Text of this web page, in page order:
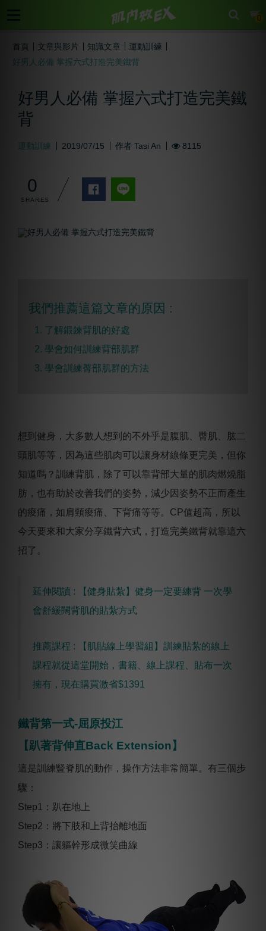
0
首頁 文章與影片 知識文章
運動訓練
好男人必備 掌握六式打造完美鐵背
好男人必備 掌握六式打造完美鐵
背
運動訓練 2019/07/15 作者 Tasi An 8115
0
我們推薦這篇文章的原因 :
1. 了解鍛鍊背肌的好處
2. 學會如何訓練背部肌群
3. 學會訓練臀部肌群的方法
想到健身，大多數人想到的不外乎是腹肌、臀肌、肱二
頭肌等等，因為這些肌肉可以讓身材線條更完美，但你
知道嗎？訓練背肌，除了可以靠背部大量的肌肉燃燒脂
肪，也有助於改善我們的姿勢，減少因姿勢不正而產生
的痠痛，如肩頸痠痛、下背痛等等。 CP值超高，所以
今天要來和大家分享鐵背六式，打造完美鐵背就靠這六
招了。
延伸閱讀 : 【健身貼紮】健身一定要練背 一次學
會舒緩闊背肌的貼紮方式
推薦課程 : 【肌貼線上學習組】訓練貼紮的線上
課程就從這堂開始，書籍、線上課程、貼布一次
擁有，現在購買激省$1391
鐵背第一式-屈原投江
【趴著背伸直Back Extension】
這是訓練豎脊肌的動作，操作方法非常簡單。有三個步
驟：
Step1：趴在地上
Step2：將下肢和上背抬離地面
Step3：讓軀幹形成微笑曲線